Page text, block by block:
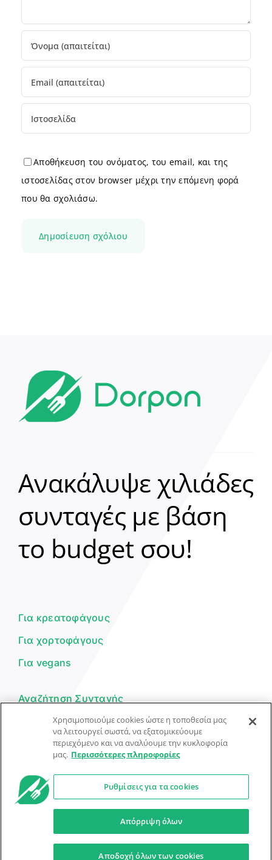
Αποθήκευση του ονόματος, του email, και της
ιστοσελίδας στον browser μέχρι την επόμενη φορά
που θα σχολιάσω.
Ανακάλυψε χιλιάδες
συνταγές με βάση
το budget σου!
Για κρεατοφάγους
Για χορτοφάγους
Για vegans
Αναζήτηση Συνταγής
Υποβολή Συνταγής
Φόρμα Επικοινωνίας
© Dorpon • Μηχανή αναζήτησης για …καλοφαγάδες!
Προστασία Προσωπικών Δεδομένων Όροι Xρήσης
Ο βοηθός μπορεί να κάνει λάθη — ελέγξτε τις συνταγές.
Χρησιμοποιούμε cookies ώστε η τοποθεσία μας
να λειτουργεί σωστά, να εξατομικεύουμε
περιεχόμενο και να αναλύουμε την κυκλοφορία
μας. Περισσότερες πληροφορίες
Ρυθμίσεις για τα cookies
Απόρριψη όλων
Αποδοχή όλων των cookies